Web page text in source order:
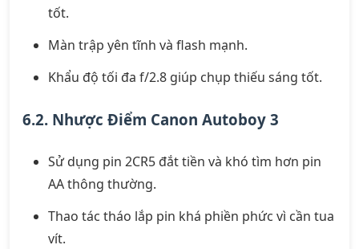
tốt.
Màn trập yên tĩnh và flash mạnh.
Khẩu độ tối đa f/2.8 giúp chụp thiếu sáng tốt.
6.2. Nhược Điểm Canon Autoboy 3
Sử dụng pin 2CR5 đắt tiền và khó tìm hơn pin
AA thông thường.
Thao tác tháo lắp pin khá phiền phức vì cần tua
vít.